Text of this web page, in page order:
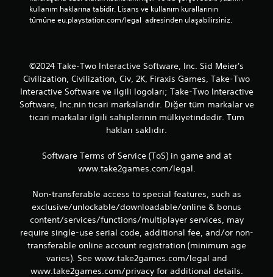
kullanım haklarına tabidir. Lisans ve kullanım kurallarının
tümüne eu.playstation.com/legal  adresinden ulaşabilirsiniz.
©2024 Take-Two Interactive Software, Inc. Sid Meier's
Civilization, Civilization, Civ, 2K, Firaxis Games, Take-Two
Interactive Software ve ilgili logoları; Take-Two Interactive
Software, Inc.nin ticari markalarıdır. Diğer tüm markalar ve
ticari markalar ilgili sahiplerinin mülkiyetindedir. Tüm
hakları saklıdır.
Software Terms of Service (ToS) in game and at
www.take2games.com/legal.
Non-transferable access to special features, such as
exclusive/unlockable/downloadable/online & bonus
content/services/functions/multiplayer services, may
require single-use serial code, additional fee, and/or non-
transferable online account registration (minimum age
varies). See www.take2games.com/legal and
www.take2games.com/privacy for additional details.